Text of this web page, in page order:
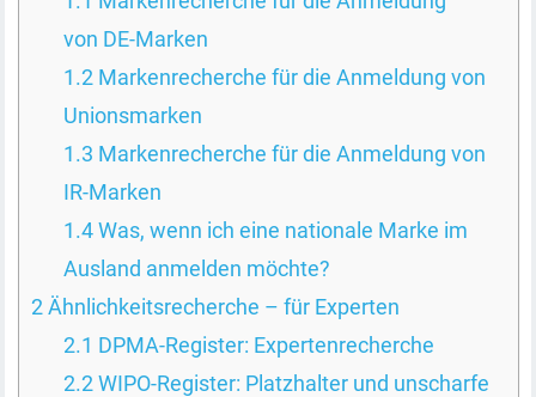
von DE-Marken
1.2Markenrecherche für die Anmeldung von
Unionsmarken
1.3 Markenrecherche für die Anmeldung von
IR-Marken
1.4Was, wenn ich eine nationale Marke im
Ausland anmelden möchte?
2Ähnlichkeitsrecherche – für Experten
2.1 DPMA-Register: Expertenrecherche
2.2WIPO-Register: Platzhalter und unscharfe